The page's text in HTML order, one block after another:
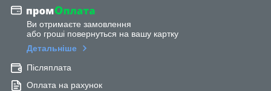
Ви отримаєте замовлення
або гроші повернуться на вашу картку
Детальніше
Післяплата
Оплата на рахунок